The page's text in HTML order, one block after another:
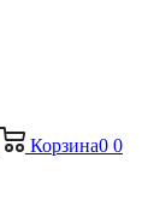
Корзина0 0